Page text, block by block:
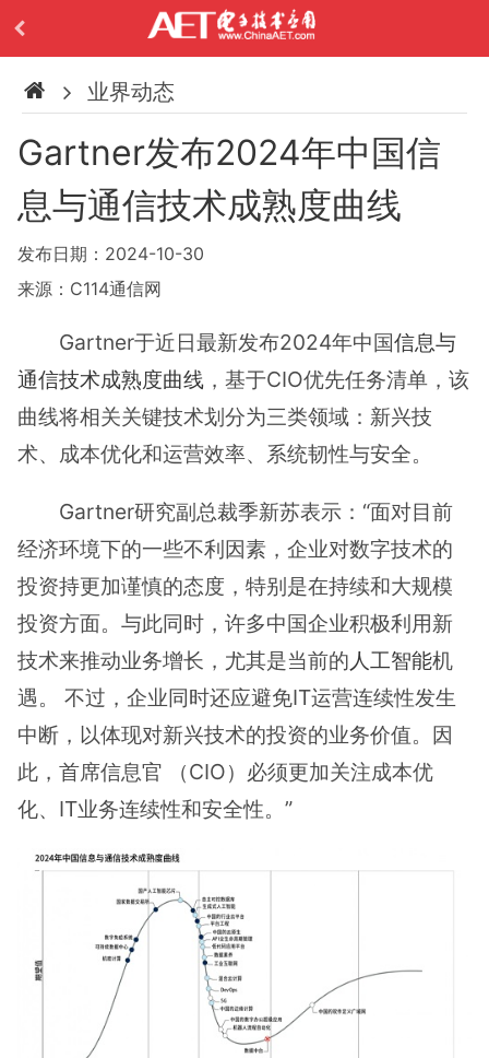
业界动态
Gartner发布2024年中国信
息与通信技术成熟度曲线
发布日期：2024-10-30
来源：C114通信网
Gartner于近日最新发布2024年中国信息与
通信技术成熟度曲线 ，基于CIO优先任务清单，该
曲线将相关关键技术划分为三类领域：新兴技
术、成本优化和运营效率、系统韧性与安全。
Gartner研究副总裁季新苏表示：“面对目前
经济环境下的一些不利因素，企业对数字技术的
投资持更加谨慎的态度，特别是在持续和大规模
投资方面。与此同时，许多中国企业积极利⽤新
技术来推动业务增长，尤其是当前的人工智能机
遇。 不过，企业同时还应避免IT运营连续性发⽣
中断，以体现对新兴技术的投资的业务价值。因
此，首席信息官 （CIO）必须更加关注成本优
化、IT业务连续性和安全性。”